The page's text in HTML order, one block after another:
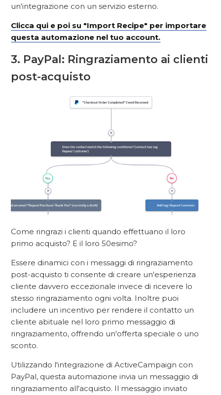
un'integrazione con un servizio esterno.
Clicca qui e poi su "Import Recipe" per importare
questa automazione nel tuo account.
3. PayPal: Ringraziamento ai clienti
post-acquisto
Come ringrazi i clienti quando effettuano il loro
primo acquisto? E il loro 50esimo?
Essere dinamici con i messaggi di ringraziamento
post-acquisto ti consente di creare un'esperienza
cliente davvero eccezionale invece di ricevere lo
stesso ringraziamento ogni volta. Inoltre puoi
includere un incentivo per rendere il contatto un
cliente abituale nel loro primo messaggio di
ringraziamento, offrendo un'offerta speciale o uno
sconto.
Utilizzando l'integrazione di ActiveCampaign con
PayPal, questa automazione invia un messaggio di
ringraziamento all'acquisto. Il messaggio inviato